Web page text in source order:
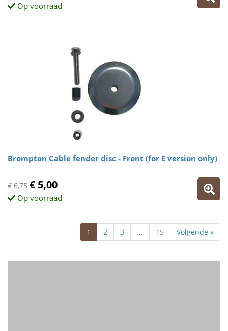
Op voorraad
Brompton Cable fender disc - Front (for E version only)
€ 6,75 € 5,00
Op voorraad
1 2 3 ... 15 Volgende »